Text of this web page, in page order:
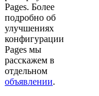
Pages. Более
подробно об
улучшениях
конфигурации
Pages мы
расскажем в
отдельном
объявлении.